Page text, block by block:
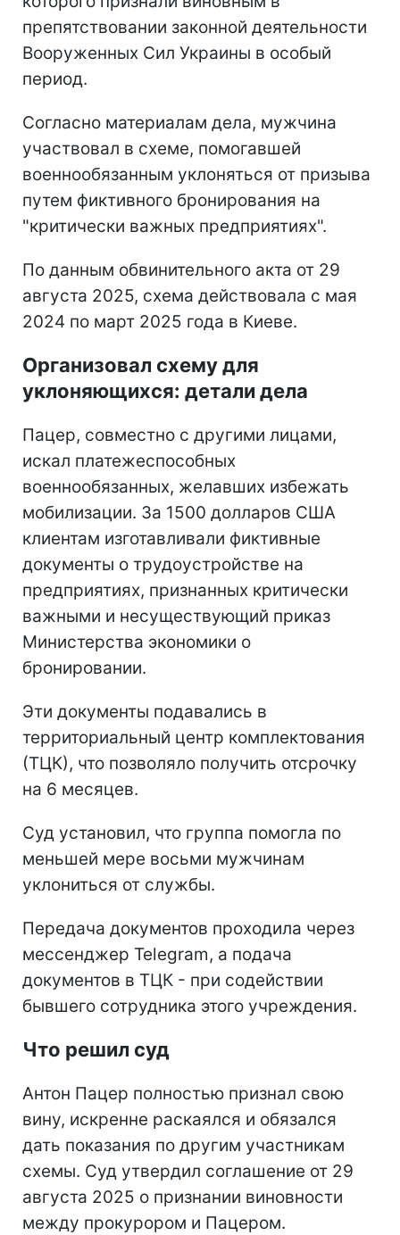
препятствовании законной деятельности
Вооруженных Сил Украины в особый
период.
Согласно материалам дела, мужчина
участвовал в схеме, помогавшей
военнообязанным уклоняться от призыва
путем фиктивного бронирования на
"критически важных предприятиях".
По данным обвинительного акта от 29
августа 2025, схема действовала с мая
2024 по март 2025 года в Киеве.
Организовал схему для
уклоняющихся: детали дела
Пацер, совместно с другими лицами,
искал платежеспособных
военнообязанных, желавших избежать
мобилизации. За 1500 долларов США
клиентам изготавливали фиктивные
документы о трудоустройстве на
предприятиях, признанных критически
важными и несуществующий приказ
Министерства экономики о
бронировании.
Эти документы подавались в
территориальный центр комплектования
(ТЦК), что позволяло получить отсрочку
на 6 месяцев.
Суд установил, что группа помогла по
меньшей мере восьми мужчинам
уклониться от службы.
Передача документов проходила через
мессенджер Telegram, а подача
документов в ТЦК - при содействии
бывшего сотрудника этого учреждения.
Что решил суд
Антон Пацер полностью признал свою
вину, искренне раскаялся и обязался
дать показания по другим участникам
схемы. Суд утвердил соглашение от 29
августа 2025 о признании виновности
между прокурором и Пацером.